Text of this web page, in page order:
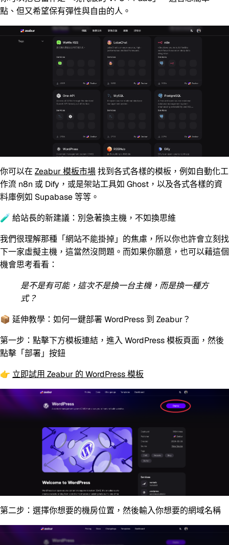
點、但又希望保有彈性與自由的人。
你可以在 Zeabur 模板市場找到各式各樣的模板，例如自動化工
作流 n8n 或 Dify，或是架站工具如 Ghost，以及各式各樣的資
料庫例如 Supabase 等等。
🧪 給站長的新建議：別急著換主機，不如換思維
我們很理解那種「網站不能掛掉」的焦慮，所以你也許會立刻找
下一家虛擬主機，這當然沒問題。而如果你願意，也可以藉這個
機會思考看看：
是不是有可能，這次不是換一台主機，而是換一種方
式？
📦 延伸教學：如何一鍵部署 WordPress 到 Zeabur？
第一步：點擊下方模板連結，進入 WordPress 模板頁面，然後
點擊「部署」按鈕
👉 立即試用 Zeabur 的 WordPress 模板
第二步：選擇你想要的機房位置，然後輸入你想要的網域名稱